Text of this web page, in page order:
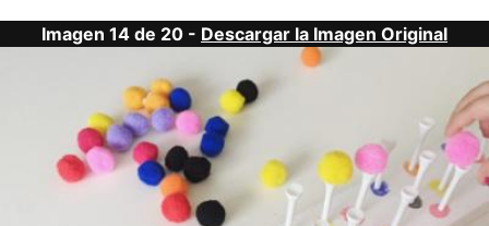
Imagen 14 de 20 - Descargar la Imagen Original